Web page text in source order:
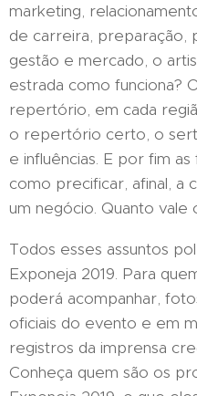
marketing,
de carreira, preparação,
gestão e mercado, o
estrada como funciona?
repertório, em cada
o repertório certo, o
e influências. E por fim
como precificar, afinal, a
um negócio. Quanto vale
Todos esses assuntos
Exponeja 2019. Para
poderá acompanhar,
oficiais do evento e em
registros da imprensa
Conheça quem são os